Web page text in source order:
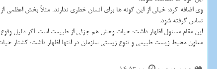
وی اضافه كرد: خیلی از این گونه ها برای انسان خطری ندارند. مثلاً بخش اعظمی
تماس گرفته شود.
این مقام مسئول اظهار داشت: حیات وحش هم جزئی از طبیعت است. اگر دلیل
معاون محیط زیست طبیعی و تنوع زیستی سازمان در انتها اظهار داشت: كشتار